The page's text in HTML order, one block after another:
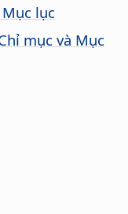
lục
mục và Mục